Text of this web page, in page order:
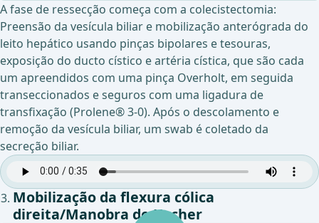
A fase de ressecção começa com a colecistectomia:
Preensão da vesícula biliar e mobilização anterógrada do
leito hepático usando pinças bipolares e tesouras,
exposição do ducto cístico e artéria cística, que são cada
um apreendidos com uma pinça Overholt, em seguida
transeccionados e seguros com uma ligadura de
transfixação (Prolene® 3-0). Após o descolamento e
remoção da vesícula biliar, um swab é coletado da
secreção biliar.
Mobilização da flexura cólica
direita/Manobra de Kocher